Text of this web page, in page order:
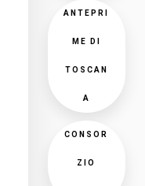
ANTEPRI
ME DI
TOSCAN
A
CONSOR
ZIO